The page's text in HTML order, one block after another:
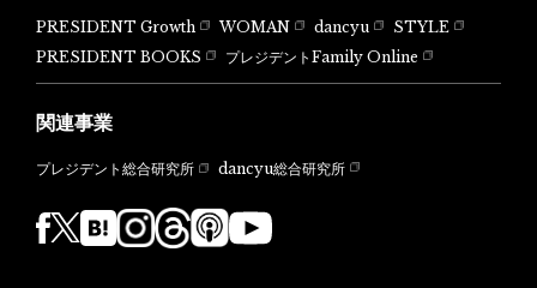
PRESIDENT Growth WOMAN dancyu
STYLE
PRESIDENT BOOKS
プレジデントFamily Online
関連事業
プレジデント総合研究所 dancyu総合研究所